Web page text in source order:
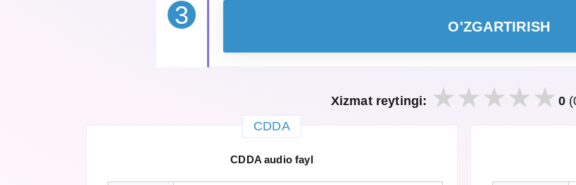
3 O'ZGARTIRISH
Xizmat reytingi: 0
CDDA
CDDA audio fayl